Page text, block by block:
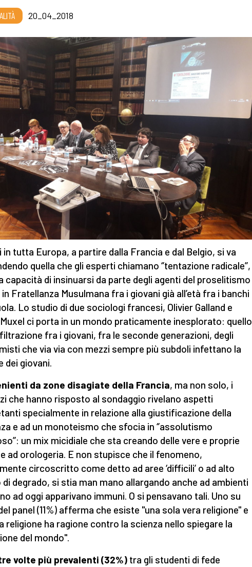
20_04_2018
in tutta Europa, a partire dalla Francia e dal Belgio, si va
quella che gli esperti chiamano ‘’tentazione radicale’’,
capacità di insinuarsi da parte degli agenti del proselitismo
Fratellanza Musulmana fra i giovani già all’età fra i banchi
Lo studio di due sociologi francesi, Olivier Galland e
ci porta in un mondo praticamente inesplorato: quello
fra i giovani, fra le seconde generazioni, degli
che via via con mezzi sempre più subdoli infettano la
dei giovani.
da zone disagiate della Francia, ma non solo, i
che hanno risposto al sondaggio rivelano aspetti
specialmente in relazione alla giustificazione della
e ad un monoteismo che sfocia in ‘’assolutismo
un mix micidiale che sta creando delle vere e proprie
ad orologeria. E non stupisce che il fenomeno,
circoscritto come detto ad aree ‘difficili’ o ad alto
degrado, si stia man mano allargando anche ad ambienti
ad oggi apparivano immuni. O si pensavano tali. Uno su
panel (11%) afferma che esiste "una sola vera religione" e
religione ha ragione contro la scienza nello spiegare la
del mondo".
volte più prevalenti (32%) tra gli studenti di fede